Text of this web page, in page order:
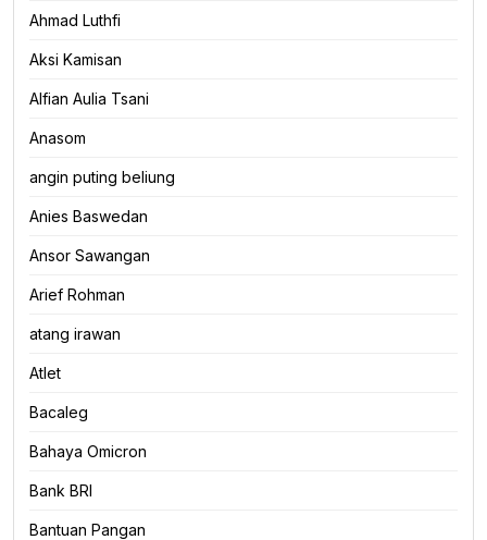
Ahmad Luthfi
Aksi Kamisan
Alfian Aulia Tsani
Anasom
angin puting beliung
Anies Baswedan
Ansor Sawangan
Arief Rohman
atang irawan
Atlet
Bacaleg
Bahaya Omicron
Bank BRI
Bantuan Pangan